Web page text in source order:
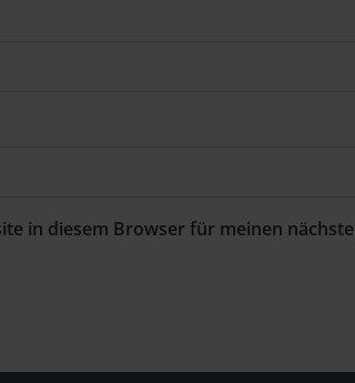
in diesem Browser für meinen